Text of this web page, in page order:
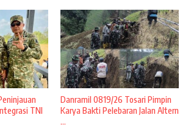
TNI
Danramil 0819/26 Tosari Pimpin
Karya Bakti Pelebaran Jalan Altern
...